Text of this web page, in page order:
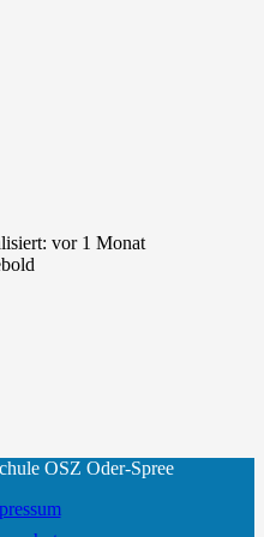
vor 1 Monat
OSZ Oder-Spree